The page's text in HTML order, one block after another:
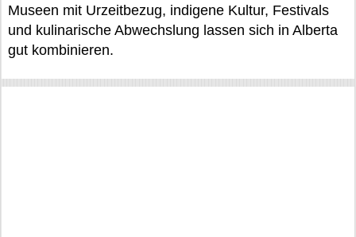
Museen mit Urzeitbezug, indigene Kultur, Festivals
und kulinarische Abwechslung lassen sich in Alberta
gut kombinieren.